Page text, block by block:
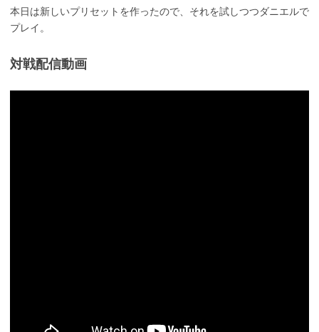
本日は新しいプリセットを作ったので、それを試しつつダニエルで
プレイ。
対戦配信動画